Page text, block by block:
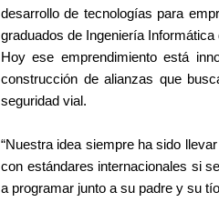
desarrollo de tecnologías para
graduados de Ingeniería
Hoy ese emprendimiento está
construcción de alianzas que
seguridad vial.
“Nuestra idea siempre ha sido
con estándares internacionales si
a programar junto a su padre y su